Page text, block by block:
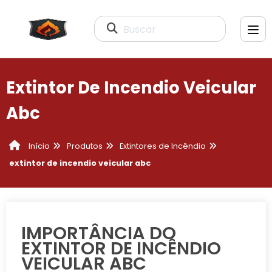
Buscar
Extintor De Incendio Veicular
Abc
Início Produtos
Extintores de Incêndio
extintor de incendio veicular abc
IMPORTÂNCIA DO
EXTINTOR DE INCÊNDIO
VEICULAR ABC